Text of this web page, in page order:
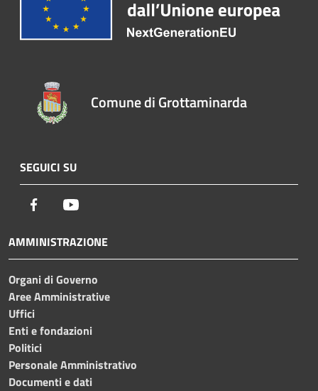
Comune di Grottaminarda
SEGUICI SU
Facebook
AMMINISTRAZIONE
Organi di Governo
Aree Amministrative
Uffici
Enti e fondazioni
Politici
Personale Amministrativo
Documenti e dati